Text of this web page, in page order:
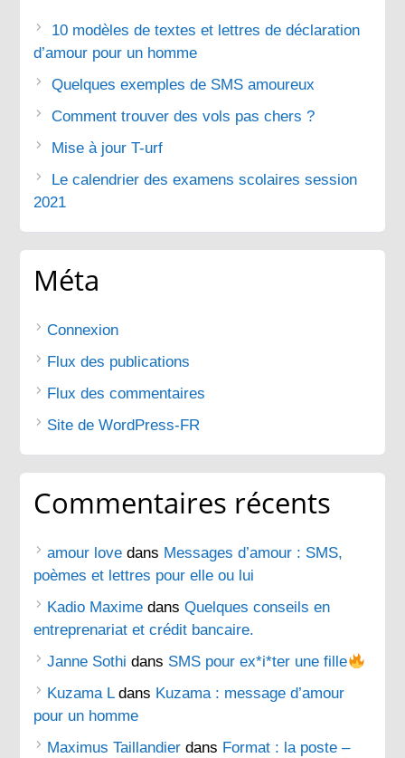
10 modèles de textes et lettres de déclaration
d’amour pour un homme
Quelques exemples de SMS amoureux
Comment trouver des vols pas chers ?
Mise à jour T-urf
Le calendrier des examens scolaires session
2021
Méta
Connexion
Flux des publications
Flux des commentaires
Site de WordPress-FR
Commentaires récents
amour love dans Messages d’amour : SMS,
poèmes et lettres pour elle ou lui
Kadio Maxime dansQuelques conseils en
entreprenariat et crédit bancaire.
Janne Sothi dans SMS pour ex*i*ter une fille
Kuzama Ldans Kuzama : message d’amour
pour un homme
Maximus Taillandier dans Format : la poste –